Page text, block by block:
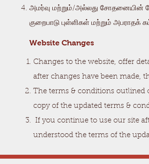
அமர்வு மற்றும்/அல்லது சோதனையின்
குறைபாடு புள்ளிகள் மற்றும்
Website Changes
Changes to the website, offer
after changes have been made,
The terms & conditions outlined
copy of the updated terms &
If you continue to use our site
understood the terms of the